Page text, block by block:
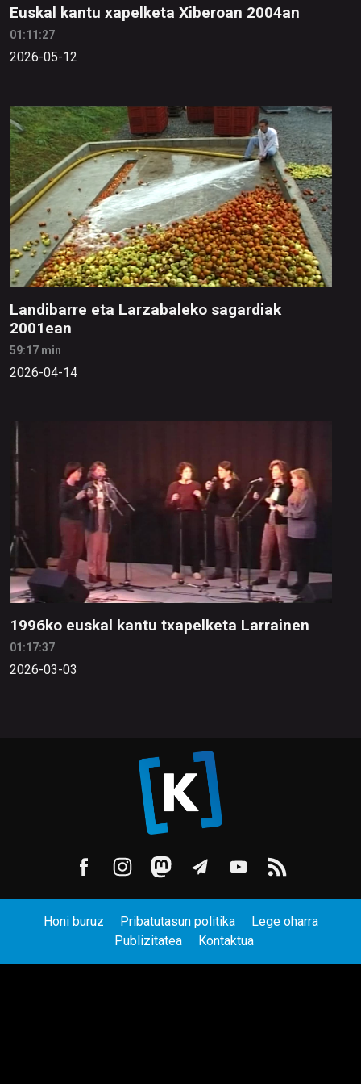
Euskal kantu xapelketa Xiberoan 2004an
01:11:27
2026-05-12
Landibarre eta Larzabaleko sagardiak
2001ean
59:17 min
2026-04-14
1996ko euskal kantu txapelketa Larrainen
01:17:37
2026-03-03
Honi buruz Pribatutasun politika
Lege oharra
Publizitatea
Kontaktua